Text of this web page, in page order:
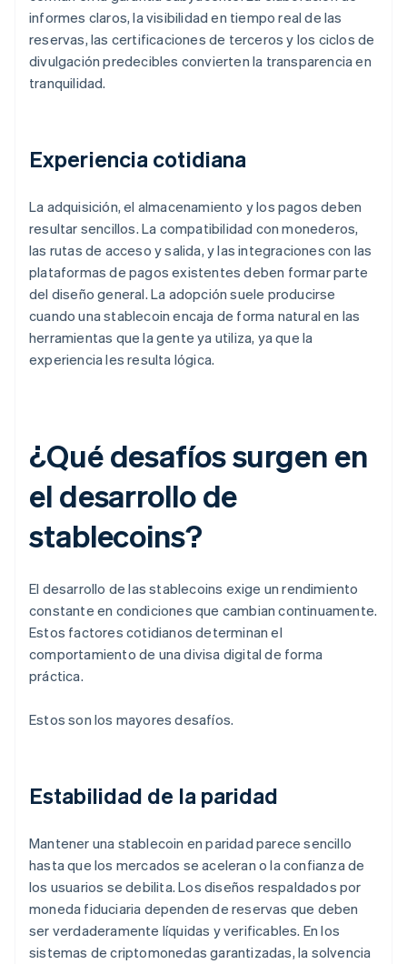
informes claros, la visibilidad en tiempo real de las
reservas, las certificaciones de terceros y los ciclos de
divulgación predecibles convierten la transparencia en
tranquilidad.
Experiencia cotidiana
La adquisición, el almacenamiento y los pagos deben
resultar sencillos. La compatibilidad con monederos,
las rutas de acceso y salida, y las integraciones con las
plataformas de pagos existentes deben formar parte
del diseño general. La adopción suele producirse
cuando una stablecoin encaja de forma natural en las
herramientas que la gente ya utiliza, ya que la
experiencia les resulta lógica.
¿Qué desafíos surgen en
el desarrollo de
stablecoins?
El desarrollo de las stablecoins exige un rendimiento
constante en condiciones que cambian continuamente.
Estos factores cotidianos determinan el
comportamiento de una divisa digital de forma
práctica.
Estos son los mayores desafíos.
Estabilidad de la paridad
Mantener una stablecoin en paridad parece sencillo
hasta que los mercados se aceleran o la confianza de
los usuarios se debilita. Los diseños respaldados por
moneda fiduciaria dependen de reservas que deben
ser verdaderamente líquidas y verificables. En los
sistemas de criptomonedas garantizadas, la solvencia